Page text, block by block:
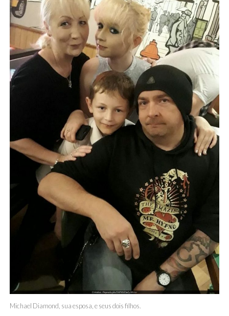
Michael Diamond, sua esposa, e seus dois filhos.